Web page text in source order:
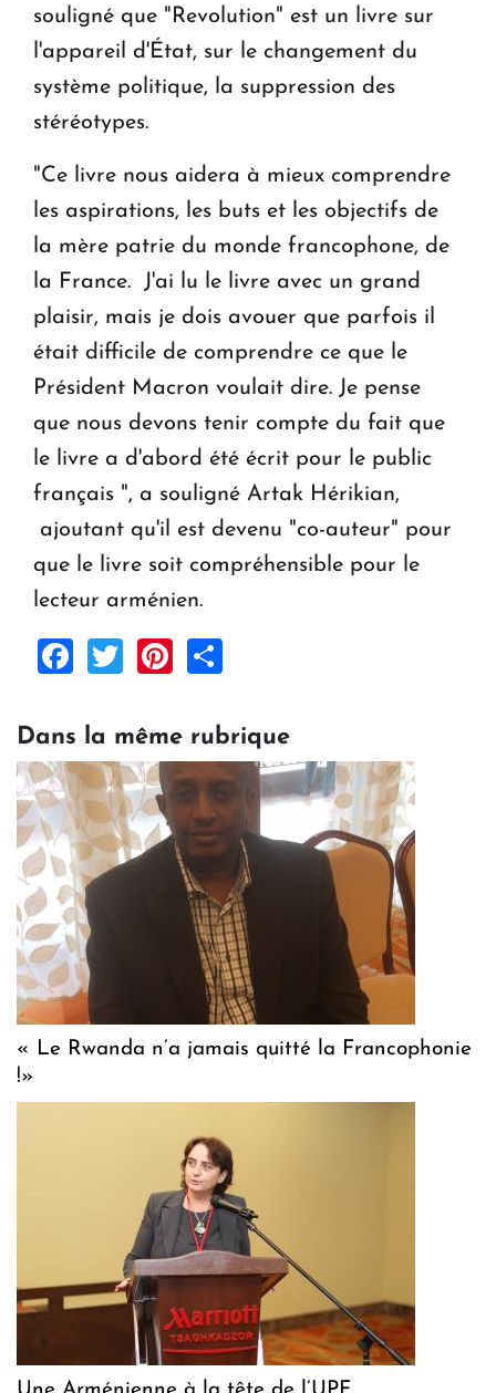
souligné que "Revolution" est un livre sur
l'appareil d'État, sur le changement du
système politique, la suppression des
stéréotypes.
"Ce livre nous aidera à mieux comprendre
les aspirations, les buts et les objectifs de
la mère patrie du monde francophone, de
la France. J'ai lu le livre avec un grand
plaisir, mais je dois avouer que parfois il
était difficile de comprendre ce que le
Président Macron voulait dire. Je pense
que nous devons tenir compte du fait que
le livre a d'abord été écrit pour le public
français ", a souligné Artak Hérikian,
ajoutant qu'il est devenu "co-auteur" pour
que le livre soit compréhensible pour le
lecteur arménien.
Facebook
TwitterPinterest
Dans la même rubrique
« Le Rwanda n’a jamais quitté la Francophonie
!»